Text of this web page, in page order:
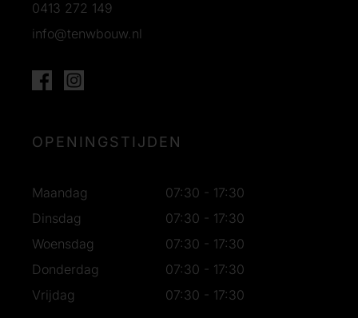
0413 272 149
info@tenwbouw.nl
OPENINGSTIJDEN
Maandag
07:30 - 17:30
Dinsdag
07:30 - 17:30
Woensdag
07:30 - 17:30
Donderdag
07:30 - 17:30
Vrijdag
07:30 - 17:30